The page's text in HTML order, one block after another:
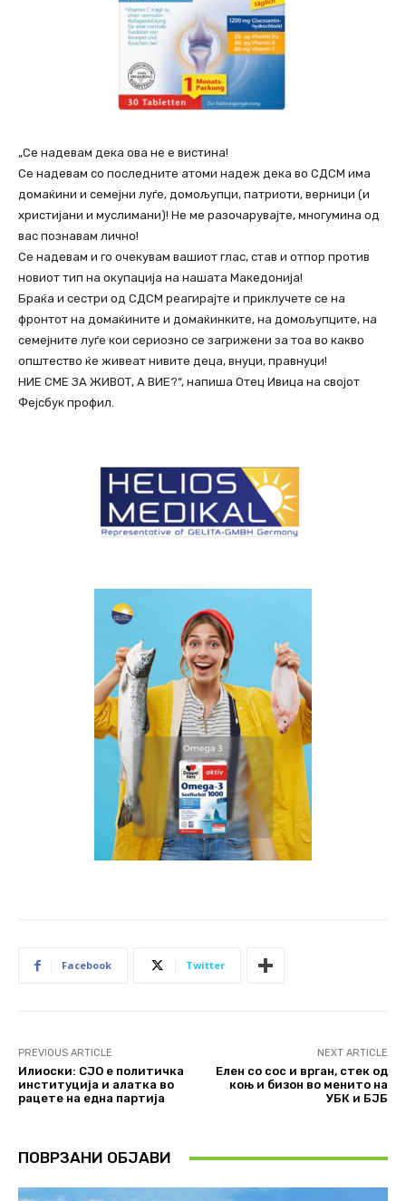
„Се надевам дека ова не е вистина!
Се надевам со последните атоми надеж дека во СДСМ има
домаќини и семејни луѓе, домољупци, патриоти, верници (и
христијани и муслимани)! Не ме разочарувајте, многумина од
вас познавам лично!
Се надевам и го очекувам вашиот глас, став и отпор против
новиот тип на окупација на нашата Македонија!
Браќа и сестри од СДСМ реагирајте и приклучете се на
фронтот на домаќините и домаќинките, на домољупците, на
семејните луѓе кои сериозно се загрижени за тоа во какво
општество ќе живеат нивите деца, внуци, правнуци!
НИЕ СМЕ ЗА ЖИВОТ, А ВИЕ?“, напиша Отец Ивица на својот
Фејсбук профил.
Facebook Twitter
PREVIOUS ARTICLE
Илиоски: СЈО е политичка
институција и алатка во
рацете на една партија
NEXT ARTICLE
Елен со сос и врган, стек од
коњ и бизон во менито на
УБК и БЈБ
ПОВРЗАНИ ОБЈАВИ